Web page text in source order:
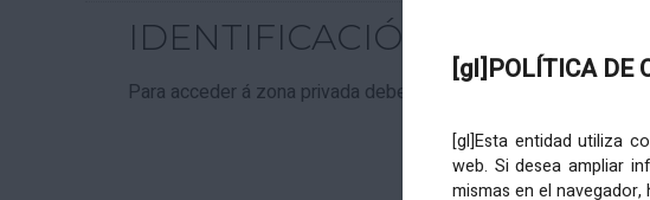
[gl]POLÍTICA DE
[gl]Esta entidad utiliza
web. Si desea ampliar
mismas en el navegador,
IDENTIFICACIÓN
Para acceder á zona privada debe identificarse mediante